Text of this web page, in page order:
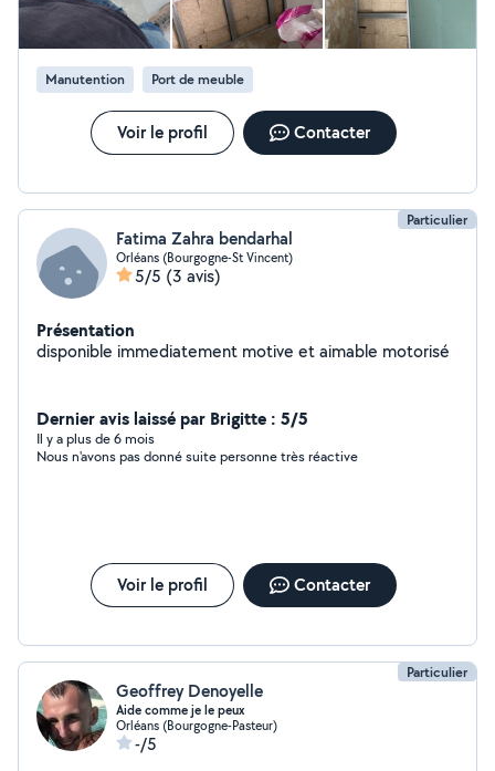
Manutention Port de meuble
Voir le profil Contacter
Particulier
Fatima Zahra bendarhal
Orléans (Bourgogne-St Vincent)
5/5 (3 avis)
Présentation
disponible immediatement motive et aimable motorisé
Dernier avis laissé par Brigitte : 5/5
Il y a plus de 6 mois
Nous n'avons pas donné suite personne très réactive
Voir le profil Contacter
Particulier
Geoffrey Denoyelle
Aide comme je le peux
Orléans (Bourgogne-Pasteur)
-/5